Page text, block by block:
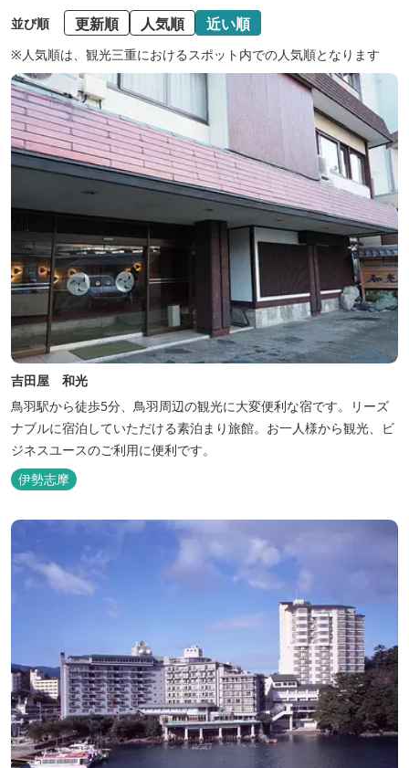
並び順 更新順 人気順 近い順
※人気順は、観光三重におけるスポット内での人気順となります
吉田屋 和光
鳥羽駅から徒歩5分、鳥羽周辺の観光に大変便利な宿です。リーズ
ナブルに宿泊していただける素泊まり旅館。お一人様から観光、ビ
ジネスユースのご利用に便利です。
伊勢志摩